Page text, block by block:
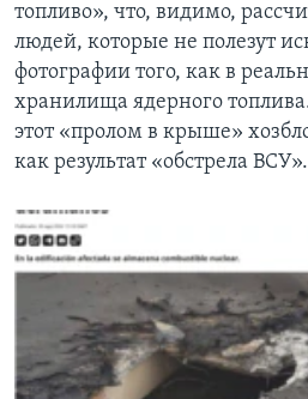
топливо», что, видимо,
людей, которые не полезут
фотографии того, как в
хранилища ядерного
этот «пролом в крыше»
как результат «обстрела ВСУ».